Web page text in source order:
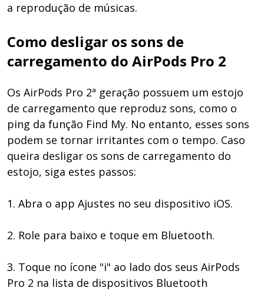
a reprodução de músicas.
Como desligar os sons de
carregamento do AirPods Pro 2
Os AirPods Pro 2ª geração possuem um estojo
de carregamento que reproduz sons, como o
ping da função Find My. No entanto, esses sons
podem se tornar irritantes com o tempo. Caso
queira desligar os sons de carregamento do
estojo, siga estes passos:
1. Abra o app Ajustes no seu dispositivo iOS.
2. Role para baixo e toque em Bluetooth.
3. Toque no ícone "i" ao lado dos seus AirPods
Pro 2 na lista de dispositivos Bluetooth